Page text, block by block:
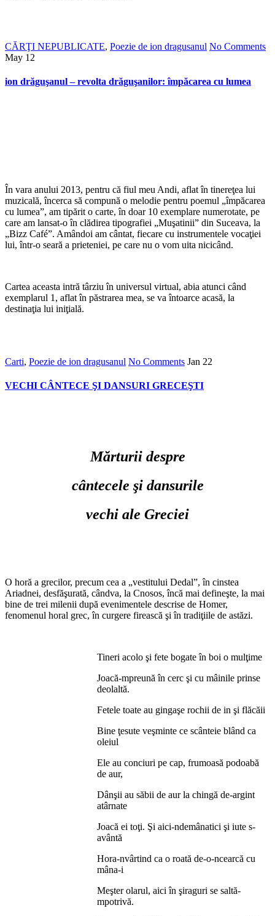
CĂRŢI NEPUBLICATE, Poezie de ion dragusanul No Comments
May 12
ion drăguşanul – revolta drăguşanilor: împăcarea cu lumea
În vara anului 2013, pentru că fiul meu Andi, aflat în tinereţea lui
muzicală, încerca să compună o melodie pentru poemul „împăcarea
cu lumea”, am tipărit o carte, în doar 10 exemplare numerotate, pe
care am lansat-o în clădirea tipografiei „Muşatinii” din Suceava, la
„Bizz Café”. Amândoi am cântat, fiecare cu instrumentele vocaţiei
lui, într-o seară a prieteniei, pe care nu o vom uita nicicând.
Cartea aceasta intră târziu în universul virtual, abia atunci când
exemplarul 1, aflat în păstrarea mea, se va întoarce acasă, la
destinaţia lui iniţială.
Carti, Poezie de ion dragusanul No Comments Jan 22
VECHI CÂNTECE ŞI DANSURI GRECEŞTI
Mărturii despre
cântecele şi dansurile
vechi ale Greciei
O horă a grecilor, precum cea a „vestitului Dedal”, în cinstea
Ariadnei, desfăşurată, cândva, la Cnosos, încă mai defineşte, la mai
bine de trei milenii după evenimentele descrise de Homer,
fenomenul horal grec, în curgere firească şi în tradiţiile de astăzi.
Tineri acolo şi fete bogate în boi o mulţime
Joacă-mpreună în cerc şi cu mâinile prinse
deolaltă.
Fetele toate au gingaşe rochii de in şi flăcăii
Bine ţesute veşminte ce scânteie blând ca
oleiul
Ele au conciuri pe cap, frumoasă podoabă
de aur,
Dânşii au săbii de aur la chingă de-argint
atârnate
Joacă ei toţi. Şi aici-ndemânatici şi iute s-
avântă
Hora-nvârtind ca o roată de-o-ncearcă cu
mâna-i
Meşter olarul, aici în şiraguri se saltă-
mpotrivă.